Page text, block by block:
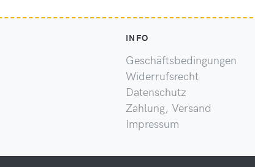
INFO
Geschäftsbedingungen
Widerrufsrecht
Datenschutz
Zahlung, Versand
Impressum